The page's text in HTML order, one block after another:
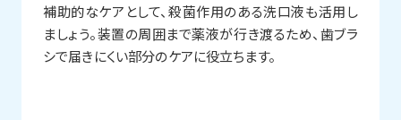
補助的なケアとして、殺菌作用のある洗口液も活用し
ましょう。装置の周囲まで薬液が行き渡るため、歯ブラ
シで届きにくい部分のケアに役立ちます。